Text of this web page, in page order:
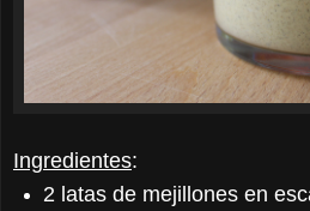
Ingredientes:
2 latas de mejillones en